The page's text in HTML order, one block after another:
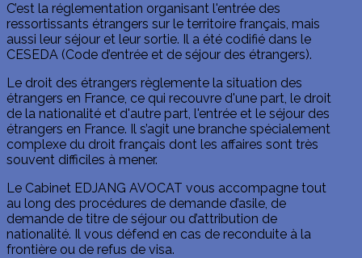
C’est la réglementation organisant l'entrée des
ressortissants étrangers sur le territoire français, mais
aussi leur séjour et leur sortie. Il a été codifié dans le
CESEDA (Code d’entrée et de séjour des étrangers).
Le droit des étrangers règlemente la situation des
étrangers en France, ce qui recouvre d'une part, le droit
de la nationalité et d'autre part, l'entrée et le séjour des
étrangers en France. Il s’agit une branche spécialement
complexe du droit français dont les affaires sont très
souvent difficiles à mener.
Le Cabinet EDJANG AVOCAT vous accompagne tout
au long des procédures de demande d’asile, de
demande de titre de séjour ou d’attribution de
nationalité. Il vous défend en cas de reconduite à la
frontière ou de refus de visa.